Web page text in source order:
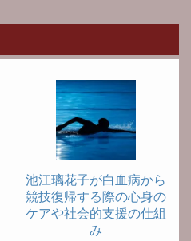
池江璃花子が白血病から
競技復帰する際の心身の
ケアや社会的支援の仕組
み